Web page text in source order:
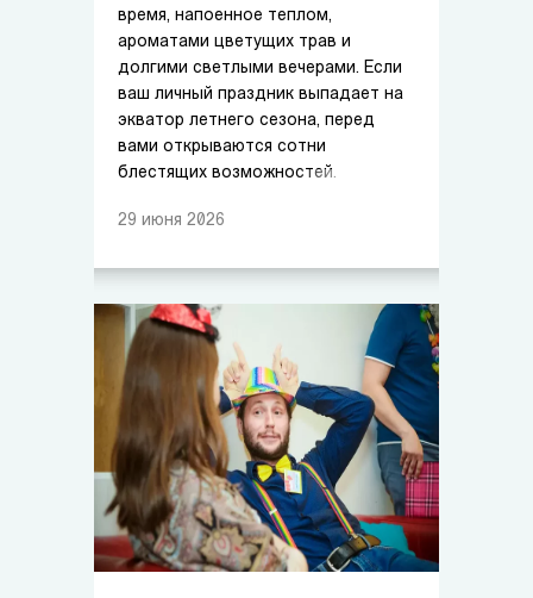
время, напоенное теплом,
ароматами цветущих трав и
долгими светлыми вечерами. Если
ваш личный праздник выпадает на
экватор летнего сезона, перед
вами открываются сотни
блестящих возможностей.
29 июня 2026